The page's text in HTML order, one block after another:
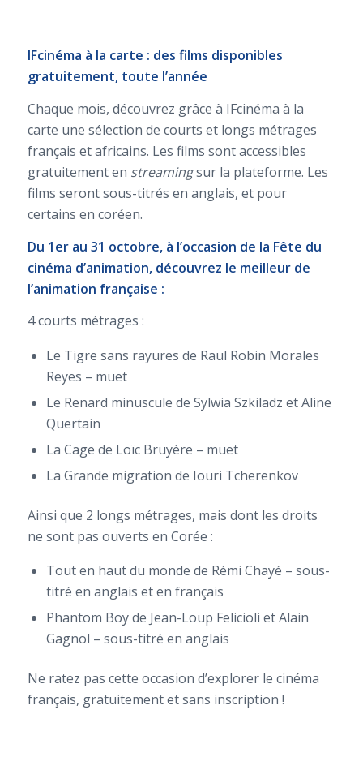
IFcinéma à la carte : des films disponibles
gratuitement, toute l’année
Chaque mois, découvrez grâce à IFcinéma à la
carte une sélection de courts et longs métrages
français et africains. Les films sont accessibles
gratuitement en streamingsur la plateforme. Les
films seront sous-titrés en anglais, et pour
certains en coréen.
Du 1er au 31 octobre, à l’occasion de la Fête du
cinéma d’animation, découvrez le meilleur de
l’animation française :
4 courts métrages :
Le Tigre sans rayures de Raul Robin Morales
Reyes – muet
Le Renard minuscule de Sylwia Szkiladz et Aline
Quertain
La Cage de Loïc Bruyère – muet
La Grande migration de Iouri Tcherenkov
Ainsi que 2 longs métrages, mais dont les droits
ne sont pas ouverts en Corée :
Tout en haut du monde de Rémi Chayé – sous-
titré en anglais et en français
Phantom Boy de Jean-Loup Felicioli et Alain
Gagnol – sous-titré en anglais
Ne ratez pas cette occasion d’explorer le cinéma
français, gratuitement et sans inscription !